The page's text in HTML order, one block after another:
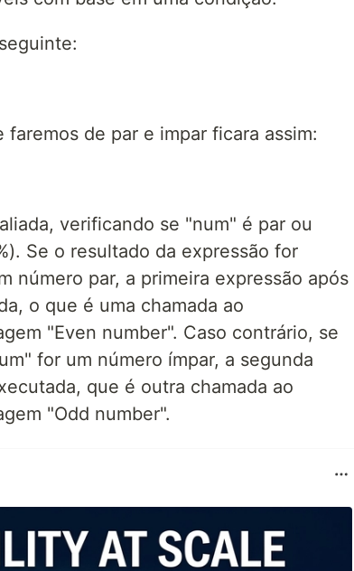
de par e impar ficara assim:
verificando se "num" é par ou
Se o resultado da expressão for
número par, a primeira expressão após
o que é uma chamada ao
"Even number". Caso contrário, se
for um número ímpar, a segunda
que é outra chamada ao
"Odd number".